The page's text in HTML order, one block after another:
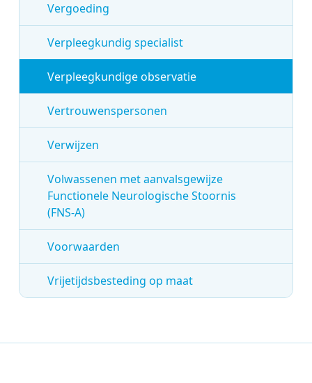
Vergoeding
Verpleegkundig specialist
Verpleegkundige observatie
Vertrouwenspersonen
Verwijzen
Volwassenen met aanvalsgewijze
Functionele Neurologische Stoornis
(FNS-A)
Voorwaarden
Vrijetijdsbesteding op maat